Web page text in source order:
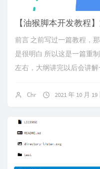
【油猴脚本开发教程
前言 之前写过一篇教程，
是很明白 所以这是一篇重
左右，大纲讲完以后会讲解
Chr 2021 年 10 月 19